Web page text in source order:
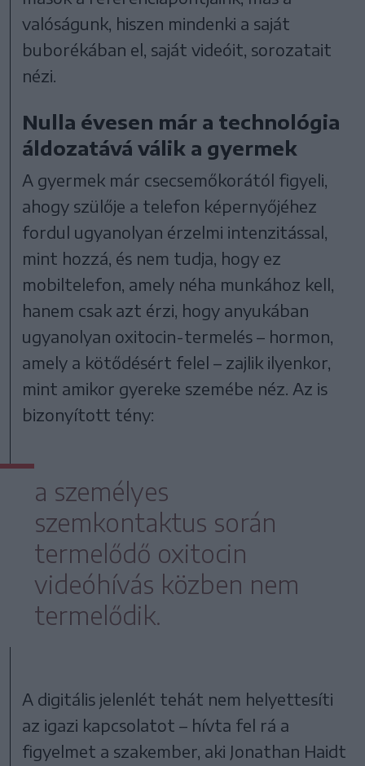
valóságunk, hiszen mindenki a saját
buborékában el, saját videóit, sorozatait
nézi.
Nulla évesen már a technológia
áldozatává válik a gyermek
A gyermek már csecsemőkorától figyeli,
ahogy szülője a telefon képernyőjéhez
fordul ugyanolyan érzelmi intenzitással,
mint hozzá, és nem tudja, hogy ez
mobiltelefon, amely néha munkához kell,
hanem csak azt érzi, hogy anyukában
ugyanolyan oxitocin-termelés – hormon,
amely a kötődésért felel – zajlik ilyenkor,
mint amikor gyereke szemébe néz. Az is
bizonyított tény:
a személyes
szemkontaktus során
termelődő oxitocin
videóhívás közben nem
termelődik.
A digitális jelenlét tehát nem helyettesíti
az igazi kapcsolatot – hívta fel rá a
figyelmet a szakember, aki Jonathan Haidt